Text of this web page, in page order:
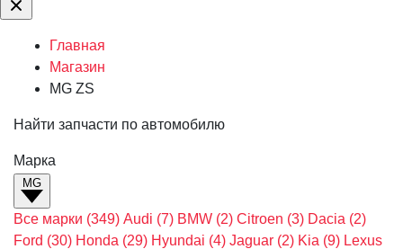
Главная
Магазин
MG ZS
Найти запчасти по автомобилю
Марка
MG
Все марки (349) Audi (7) BMW (2) Citroen (3) Dacia (2)
Ford (30) Honda (29) Hyundai (4) Jaguar (2) Kia (9) Lexus